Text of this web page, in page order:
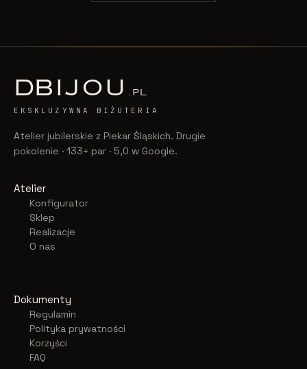
DBIJOU .PL
EKSKLUZYWNA BIŻUTERIA
Atelier jubilerskie z Piekar Śląskich. Drugie
pokolenie · 133+ par · 5,0 w Google.
Atelier
Konfigurator
Sklep
Realizacje
O nas
Dokumenty
Regulamin
Polityka prywatności
Korzyści
FAQ